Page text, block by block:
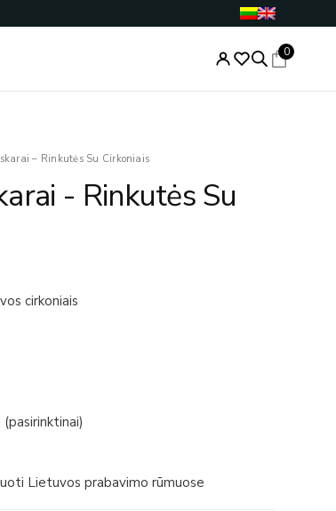
0
– Rinkutės Su Cirkoniais
- Rinkutės Su
cirkoniais
Lietuvos prabavimo rūmuose